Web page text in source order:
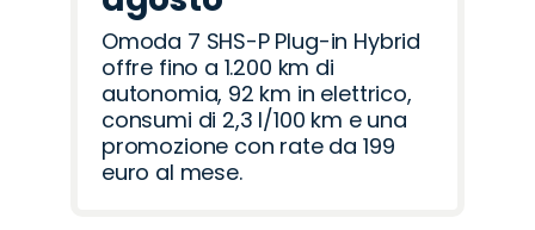
Omoda 7 SHS-P Plug-in Hybrid
offre fino a 1.200 km di
autonomia, 92 km in elettrico,
consumi di 2,3 l/100 km e una
promozione con rate da 199
euro al mese.